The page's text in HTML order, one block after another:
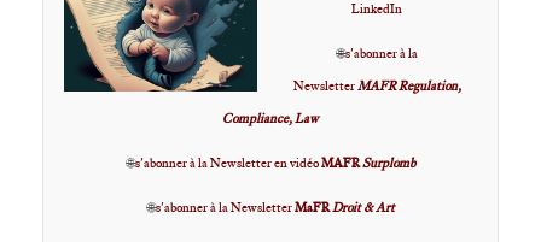
LinkedIn
🌐s'abonner à la
NewsletterMAFR Regulation,
Compliance, Law
🌐s'abonner à la Newsletter en vidéoMAFRSurplomb
🌐s'abonner à la NewsletterMaFRDroit & Art